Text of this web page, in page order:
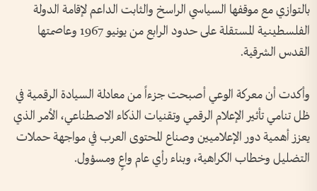
بالتوازي مع موقفها السياسي الراسخ والثابت الداعم لإقامة الدولة
الفلسطينية المستقلة على حدود الرابع من يونيو 1967 وعاصمتها
القدس الشرقية.
وأكدت أن معركة الوعي أصبحت جزءاً من معادلة السيادة الرقمية في
ظل تنامي تأثير الإعلام الرقمي وتقنيات الذكاء الاصطناعي، الأمر الذي
يعزز أهمية دور الإعلاميين وصناع المحتوى العرب في مواجهة حملات
التضليل وخطاب الكراهية، وبناء رأي عام واعٍ ومسؤول.